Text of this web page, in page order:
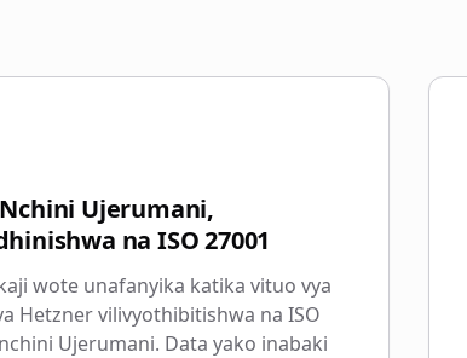
Ujerumani,
na ISO 27001
wote unafanyika katika vituo vya
Hetzner vilivyothibitishwa na ISO
Ujerumani. Data yako inabaki